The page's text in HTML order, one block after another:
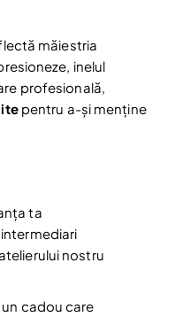
abonați
abonându-te
Abonare
măiestria
inelul
profesională,
pentru a-și menține
ta
nostru
cadou care